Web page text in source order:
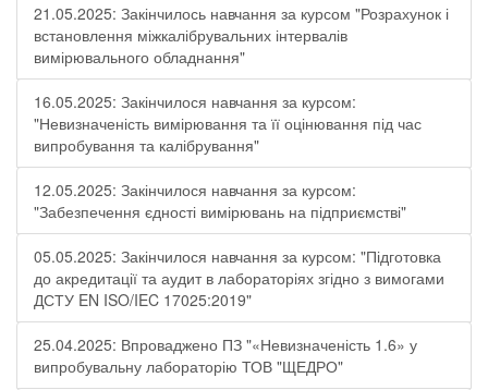
21.05.2025: Закінчилось навчання за курсом "Розрахунок і
встановлення міжкалібрувальних інтервалів
вимірювального обладнання"
16.05.2025: Закінчилося навчання за курсом:
"Невизначеність вимірювання та її оцінювання під час
випробування та калібрування"
12.05.2025: Закінчилося навчання за курсом:
"Забезпечення єдності вимірювань на підприємстві"
05.05.2025: Закінчилося навчання за курсом: "Підготовка
до акредитації та аудит в лабораторіях згідно з вимогами
ДСТУ EN ISO/IEC 17025:2019"
25.04.2025: Впроваджено ПЗ "«Невизначеність 1.6» у
випробувальну лабораторію ТОВ "ЩЕДРО"